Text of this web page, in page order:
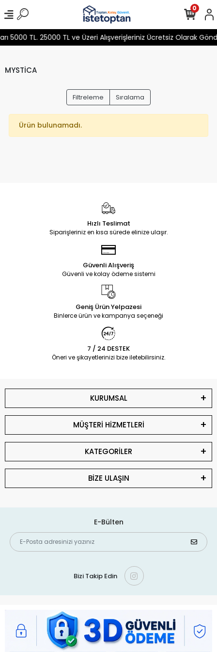
5000 TL. 25000 TL ve Üzeri Alışverişleriniz Ücretsiz Olarak
0
MYSTİCA
Filtreleme Sıralama
Ürün bulunamadı.
Hızlı Teslimat
Siparişleriniz en kısa sürede elinize ulaşır.
Güvenli Alışveriş
Güvenli ve kolay ödeme sistemi
Geniş Ürün Yelpazesi
Binlerce ürün ve kampanya seçeneği
7 / 24 DESTEK
Öneri ve şikayetlerinizi bize iletebilirsiniz.
KURUMSAL
MÜŞTERİ HİZMETLERİ
KATEGORİLER
BİZE ULAŞIN
E-Bülten
Bizi Takip Edin